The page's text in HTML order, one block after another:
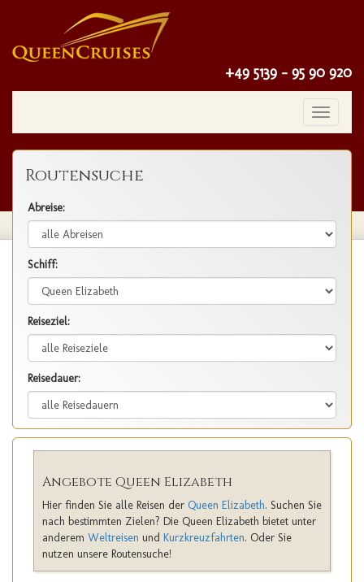
+49 5139 - 95 90 920
Toggle
Routensuche
Abreise:
Schiff:
Reiseziel:
Reisedauer:
Angebote Queen Elizabeth
Hier finden Sie alle Reisen der Queen Elizabeth. Suchen Sie
nach bestimmten Zielen? Die Queen Elizabeth bietet unter
anderem Weltreisen und Kurzkreuzfahrten. Oder Sie
nutzen unsere Routensuche!